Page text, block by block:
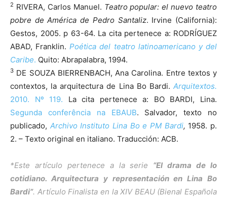
2 RIVERA, Carlos Manuel. Teatro popular: el nuevo teatro
pobre de América de Pedro Santaliz. Irvine (California):
Gestos, 2005. p 63-64. La cita pertenece a: RODRÍGUEZ
ABAD, Franklin. Poética del teatro latinoamericano y del
Caribe. Quito: Abrapalabra, 1994.
3 DE SOUZA BIERRENBACH, Ana Carolina. Entre textos y
contextos, la arquitectura de Lina Bo Bardi. Arquitextos.
2010. Nº 119. La cita pertenece a: BO BARDI, Lina.
Segunda conferência na EBAUB. Salvador, texto no
publicado, Archivo Instituto Lina Bo e PM Bardi, 1958. p.
2. – Texto original en italiano. Traducción: ACB.
*Este artículo pertenece a la serie “El drama de lo
cotidiano. Arquitectura y representación en Lina Bo
Bardi”. Artículo Finalista en la XIV BEAU (Bienal Española